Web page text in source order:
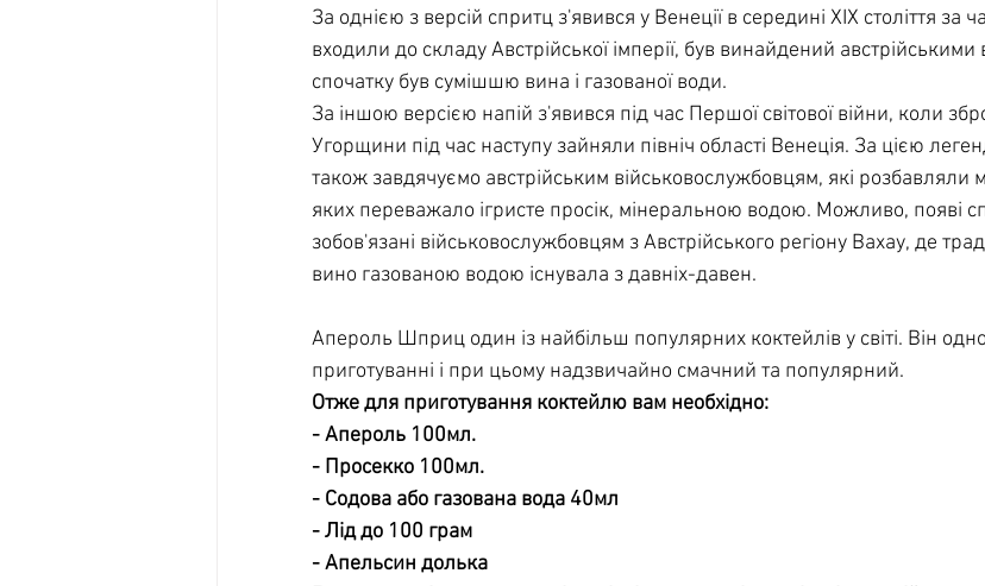
За однією з версій спритц з'явився у Венеції в середині XIX століття за
входили до складу Австрійської імперії, був винайдений австрійськими
спочатку був сумішшю вина і газованої води.
За іншою версією напій з'явився під час Першої світової війни, коли
Угорщини під час наступу зайняли північ області Венеція. За цією
також завдячуємо австрійським військовослужбовцям, які розбавляли
яких переважало ігристе просік, мінеральною водою. Можливо, появі
зобов'язані військовослужбовцям з Австрійського регіону Вахау, де
вино газованою водою існувала з давніх-давен.
Апероль Шприц один із найбільш популярних коктейлів у світі. Він
приготуванні і при цьому надзвичайно смачний та популярний.
Отже для приготування коктейлю вам необхідно:
- Апероль 100мл.
- Просекко 100мл.
- Содова або газована вода 40мл
- Лід до 100 грам
- Апельсин долька